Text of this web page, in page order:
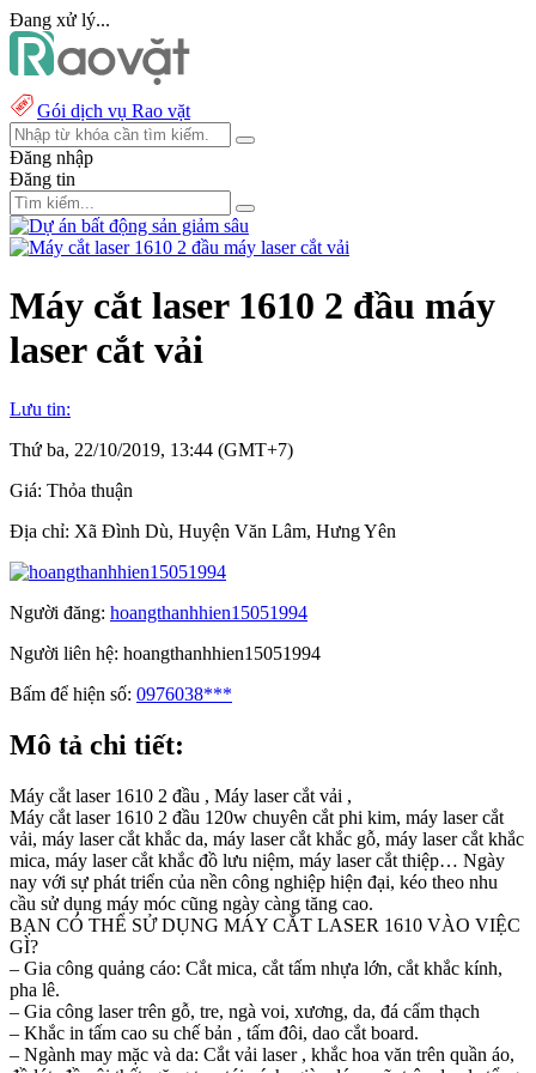
Đang xử lý...
Gói dịch vụ Rao vặt
Đăng nhập
Đăng tin
Máy cắt laser 1610 2 đầu máy
laser cắt vải
Lưu tin:
Thứ ba, 22/10/2019, 13:44 (GMT+7)
Giá: Thỏa thuận
Địa chỉ: Xã Đình Dù, Huyện Văn Lâm, Hưng Yên
Người đăng: hoangthanhhien15051994
Người liên hệ: hoangthanhhien15051994
Bấm để hiện số: 0976038***
Mô tả chi tiết:
Máy cắt laser 1610 2 đầu , Máy laser cắt vải ,
Máy cắt laser 1610 2 đầu 120w chuyên cắt phi kim, máy laser cắt
vải, máy laser cắt khắc da, máy laser cắt khắc gỗ, máy laser cắt khắc
mica, máy laser cắt khắc đồ lưu niệm, máy laser cắt thiệp… Ngày
nay với sự phát triển của nền công nghiệp hiện đại, kéo theo nhu
cầu sử dụng máy móc cũng ngày càng tăng cao.
BẠN CÓ THỂ SỬ DỤNG MÁY CẮT LASER 1610 VÀO VIỆC
GÌ?
– Gia công quảng cáo: Cắt mica, cắt tấm nhựa lớn, cắt khắc kính,
pha lê.
– Gia công laser trên gỗ, tre, ngà voi, xương, da, đá cẩm thạch
– Khắc in tấm cao su chế bản , tấm đôi, dao cắt board.
– Ngành may mặc và da: Cắt vải laser , khắc hoa văn trên quần áo,